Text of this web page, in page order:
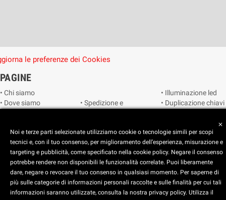
le preferenze dei Cookies
PAGINE
• Chi siamo
• Dove siamo
• Reimposta le
preferenze dei
cookie
• Spedizione e
vendita
• Catalogo
• Illuminazione led
• Duplicazione chiavi
telecomandi
• Smart home
• Video sorveglianza
Copyright © 2025 CEART | Negozio di elettronica Torino
C.E.A.R.T. Elettronica
close
Noi e terze parti selezionate utilizziamo cookie o tecnologie simili per scopi
tecnici e, con il tuo consenso, per miglioramento dell’esperienza, misurazione e
targeting e pubblicità, come specificato nella cookie policy. Negare il consenso
potrebbe rendere non disponibili le funzionalità correlate. Puoi liberamente
dare, negare o revocare il tuo consenso in qualsiasi momento. Per saperne di
più sulle categorie di informazioni personali raccolte e sulle finalità per cui tali
informazioni saranno utilizzate, consulta la nostra privacy policy. Utilizza il